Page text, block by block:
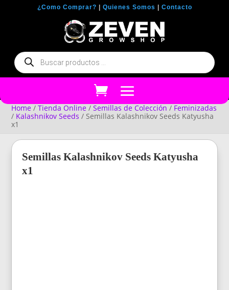
¿Como Comprar? Quienes Somos Contacto
Búsqueda
de
productos
Home /Tienda Online /Semillas de Colección / Feminizadas
/ Kalashnikov Seeds / Semillas Kalashnikov Seeds Katyusha
x1
Semillas Kalashnikov Seeds Katyusha
x1